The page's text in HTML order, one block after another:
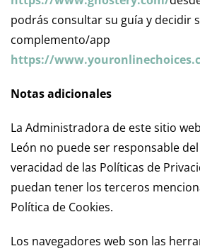
podrás consultar su guía y decidir
complemento/app
https://
Notas adicionales
La Administradora de este sitio
León no puede ser responsable
veracidad de las Políticas de
puedan tener los terceros
Política de Cookies.
Los navegadores web son las